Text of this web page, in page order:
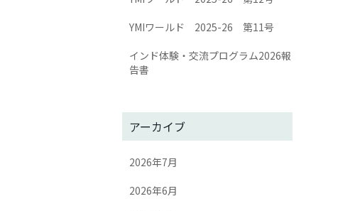
YMIワールド 2025-26 第11号
インド体験・交流プログラム2026報
告書
アーカイブ
2026年7月
2026年6月